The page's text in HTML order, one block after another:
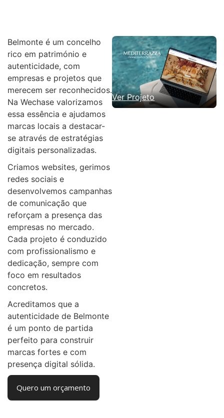
Belmonte é um concelho
rico em património e
autenticidade, com
empresas e projetos que
merecem ser reconhecidos.
Na Wechase valorizamos
essa essência e ajudamos
marcas locais a destacar-
se através de estratégias
digitais personalizadas.
Criamos websites, gerimos
redes sociais e
desenvolvemos campanhas
de comunicação que
reforçam a presença das
empresas no mercado.
Cada projeto é conduzido
com profissionalismo e
dedicação, sempre com
foco em resultados
concretos.
Acreditamos que a
autenticidade de Belmonte
é um ponto de partida
perfeito para construir
marcas fortes e com
presença digital sólida.
Quero um orçamento
Ver Projeto